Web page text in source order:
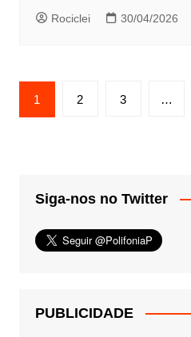
Rociclei 30/04/2026
Paginação
de
1 2 3 …
Siga-nos no Twitter
PUBLICIDADE